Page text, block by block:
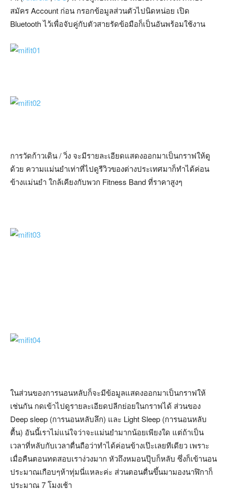
สมัคร Account ก่อน กรอกข้อมูลส่วนตัวไปนิดหน่อย เปิด
Bluetooth ไว้เพื่อจับคู่กับตัวสายรัดข้อมือก็เป็นอันพร้อมใช้งาน
การวัดก้าวเดิน / วิ่ง จะมีรายละเอียดแสดงออกมาเป็นกราฟให้ดู
ด้วย ความแม่นยำเท่าที่ไปดูรีวิวของต่างประเทศมาก็ทำได้ค่อน
ข้างแม่นยำ ใกล้เคียงกับพวก Fitness Band ที่ราคาสูงๆ
ในส่วนของการนอนหลับก็จะมีข้อมูลแสดงออกมาเป็นกราฟให้
เช่นกัน กดเข้าไปดูรายละเอียดปลีกย่อยในกราฟได้ ส่วนของ
Deep sleep (การนอนหลับลึก) และ Light Sleep (การนอนหลับ
ตื้น) อันนี้เราไม่แน่ใจว่าจะแม่นยำมากน้อยเพียงใด แต่ถ้าเป็น
เวลาที่หลับกับเวลาตื่นถือว่าทำได้ค่อนข้างเป๊ะเลยทีเดียว เพราะ
เมื่อคืนตอนทดสอบเราง่วงมาก หัวถึงหมอนปุ๊บก็หลับ ซึ่งก็เข้านอน
ประมาณเกือบๆห้าทุ่มนี่แหละค่ะ ส่วนตอนตื่นขึ้นมามองนาฬิกาก็
ประมาณ 7 โมงเช้า